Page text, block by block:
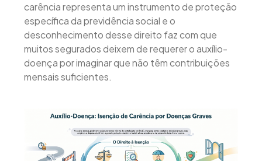
carência representa um instrumento de proteção
específica da previdência social e o
desconhecimento desse direito faz com que
muitos segurados deixem de requerer o auxílio-
doença por imaginar que não têm contribuições
mensais suficientes.